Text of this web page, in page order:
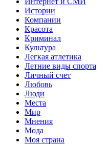
Истории
Компании
Красота
Криминал
Культура
Легкая атлетика
Летние виды спорта
Личный счет
Любовь
Люди
Места
Мир
Мнения
Мода
Моя страна